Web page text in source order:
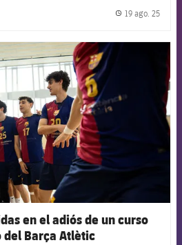
19 ago. 25
FCB Barcelona badge
en el adiós de un curso
del Barça Atlètic